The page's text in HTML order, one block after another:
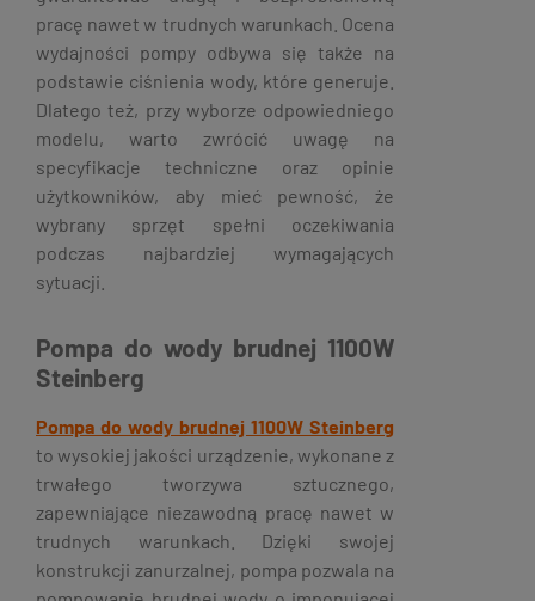
pracę nawet w trudnych warunkach. Ocena
wydajności pompy odbywa się także na
podstawie ciśnienia wody, które generuje.
Dlatego też, przy wyborze odpowiedniego
modelu, warto zwrócić uwagę na
specyfikacje techniczne oraz opinie
użytkowników, aby mieć pewność, że
wybrany sprzęt spełni oczekiwania
podczas najbardziej wymagających
sytuacji.
Pompa do wody brudnej 1100W
Steinberg
Pompa do wody brudnej 1100W Steinberg
to wysokiej jakości urządzenie, wykonane z
trwałego tworzywa sztucznego,
zapewniające niezawodną pracę nawet w
trudnych warunkach. Dzięki swojej
konstrukcji zanurzalnej, pompa pozwala na